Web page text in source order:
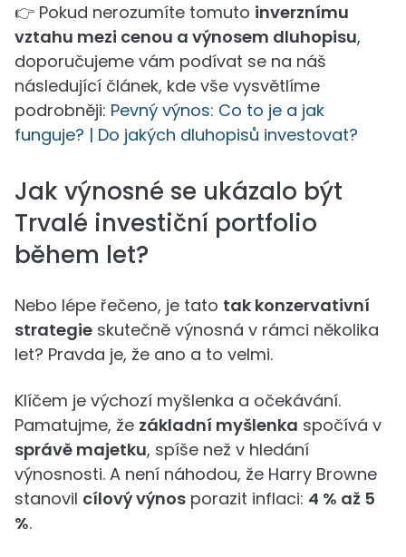
👉 Pokud nerozumíte tomuto inverznímu
vztahu mezi cenou a výnosem dluhopisu,
doporučujeme vám podívat se na náš
následující článek, kde vše vysvětlíme
podrobněji: Pevný výnos: Co to je a jak
funguje? | Do jakých dluhopisů investovat?
Jak výnosné se ukázalo být
Trvalé investiční portfolio
během let?
Nebo lépe řečeno, je tato tak konzervativní
strategie skutečně výnosná v rámci několika
let? Pravda je, že ano a to velmi.
Klíčem je výchozí myšlenka a očekávání.
Pamatujme, že základní myšlenka spočívá v
správě majetku, spíše než v hledání
výnosnosti. A není náhodou, že Harry Browne
stanovil cílový výnos porazit inflaci: 4 % až 5
%.